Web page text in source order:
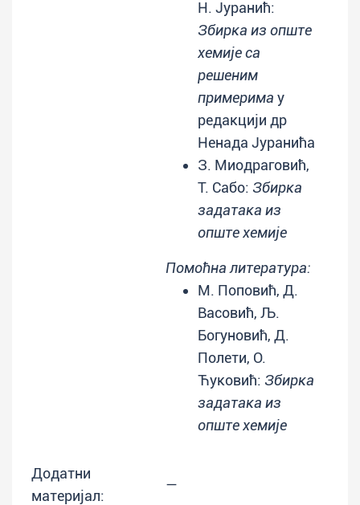
Н. Јуранић:
Збирка из опште
хемије са
решеним
примерима у
редакцији др
Ненада Јуранића
З. Миодраговић,
Т. Сабо: Збирка
задатака из
опште хемије
Помоћна литература:
М. Поповић, Д.
Васовић, Љ.
Богуновић, Д.
Полети, О.
Ћуковић: Збирка
задатака из
опште хемије
Додатни
материјал:
—